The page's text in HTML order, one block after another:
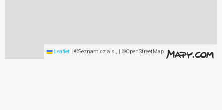
Leaflet | ©Seznam.cz a.s., | ©OpenStreetMap